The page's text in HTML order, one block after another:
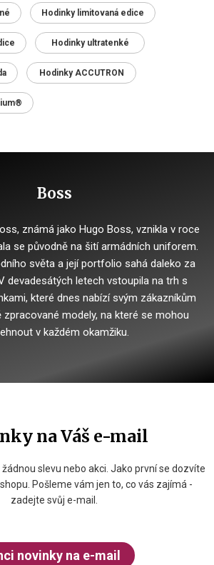
Hodinky limitovaná edice
Hodinky ultratenké
Hodinky ACCUTRON
Boss
známá jako Hugo Boss, vznikla v roce
se původně na šití armádních uniforem.
světa a její portfolio sahá daleko za
devadesátých letech vstoupila na trh s
které dnes nabízí svým zákazníkům
zpracované modely, na které se mohou
v každém okamžiku.
na Váš e-mail
slevu nebo akci. Jako první se dozvíte
Pošleme vám jen to, co vás zajímá -
zadejte svůj e-mail.
novinky na e-mail